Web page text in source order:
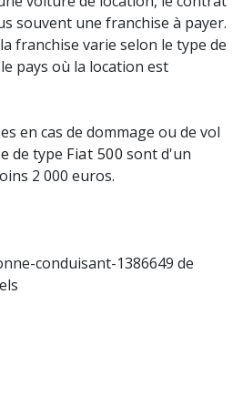
souvent une franchise à payer.
franchise varie selon le type de
pays où la location est
en cas de dommage ou de vol
de type Fiat 500 sont d'un
2 000 euros.
conduisant-1386649 de